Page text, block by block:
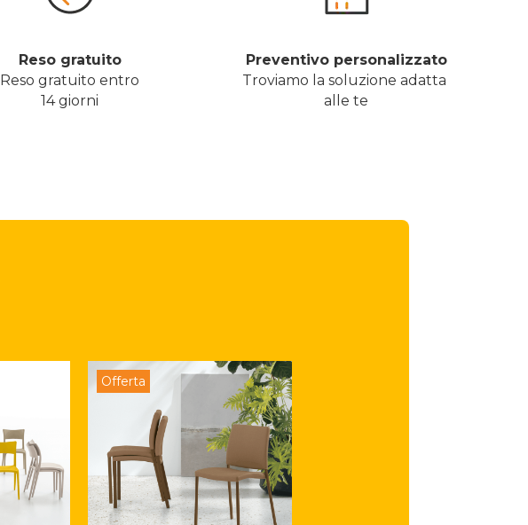
Reso gratuito
Reso gratuito entro
14 giorni
Preventivo personalizzato
Troviamo la soluzione adatta
alle te
Offerta